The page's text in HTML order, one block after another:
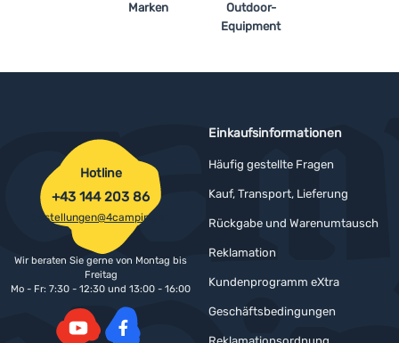
Marken
Outdoor-
Equipment
Einkaufsinformationen
Häufig gestellte Fragen
Kauf, Transport, Lieferung
Rückgabe und Warenumtausch
Reklamation
Kundenprogramm eXtra
Geschäftsbedingungen
Hotline
+43 144 203 86
bestellungen@4camping.at
Wir beraten Sie gerne von Montag bis
Freitag
Mo - Fr: 7:30 - 12:30 und 13:00 - 16:00